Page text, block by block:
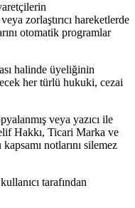
zorlaştırıcı hareketlerde
otomatik programlar
halinde üyeliğinin
her türlü hukuki, cezai
veya yazıcı ile
Hakkı, Ticari Marka ve
notlarını silemez
tarafından